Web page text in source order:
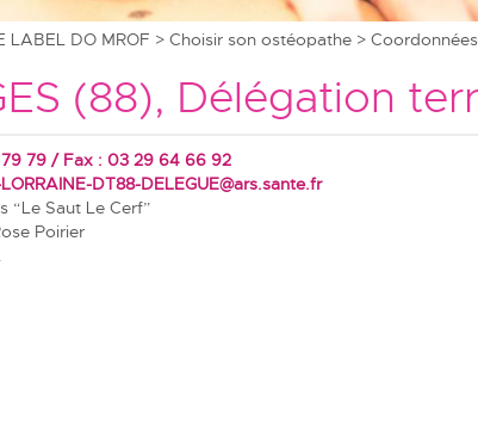
LABEL DO MROF > Choisir son ostéopathe >
(88), Délégation
79 / Fax : 03 29 64 66 92
DT88-DELEGUE@ars.sante.fr
“Le Saut Le Cerf”
Poirier